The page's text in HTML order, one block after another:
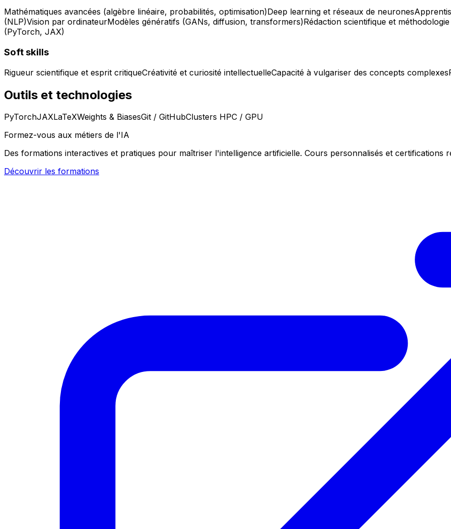
Mathématiques avancées (algèbre linéaire, probabilités, optimisation)Deep learning et réseaux de neurones
(NLP)Vision par ordinateurModèles génératifs (GANs, diffusion, transformers)Rédaction scientifique et
(PyTorch, JAX)
Soft skills
Rigueur scientifique et esprit critiqueCréativité et curiosité intellectuelleCapacité à vulgariser des concepts complexes
Outils et technologies
PyTorchJAXLaTeXWeights & BiasesGit / GitHubClusters HPC / GPU
Formez-vous aux métiers de l'IA
Des formations interactives et pratiques pour maîtriser l'intelligence artificielle. Cours personnalisés et certifications
Découvrir les formations